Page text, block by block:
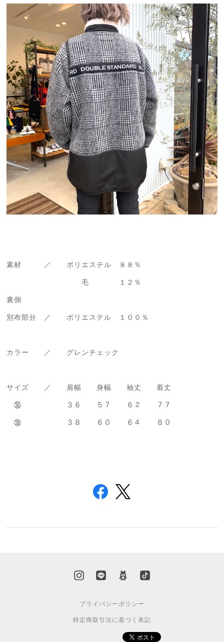
素材 ／ ポリエステル ８８％
毛 １２％
裏側
別布部分 ／ ポリエステル １００％
カラー ／ グレンチェック
サイズ ／ 肩幅 身幅 袖丈 着丈
㊱ ３６ ５７ ６２ ７７
㊳ ３８ ６０ ６４ ８０
プライバシーポリシー
特定商取引法に基づく表記